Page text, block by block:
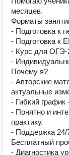
месяцев.
Форматы
- Подготовка к
- Подготовка к
- Курс для ОГЭ-
-
Почему я?
- Авторские
актуальные
- Гибкий
- Понятно и
практику.
- Поддержка 24/
Бесплатный
- Диагностика